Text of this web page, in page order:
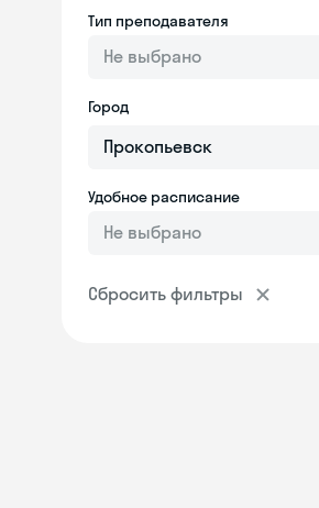
Тип преподавателя
Не выбрано
Город
Удобное расписание
Не выбрано
Сбросить фильтры